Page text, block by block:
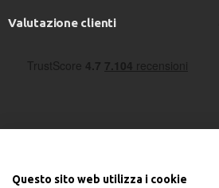
Valutazione clienti
Questo sito web utilizza i cookie